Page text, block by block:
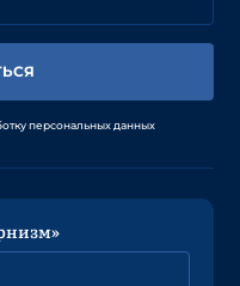
персональных данных